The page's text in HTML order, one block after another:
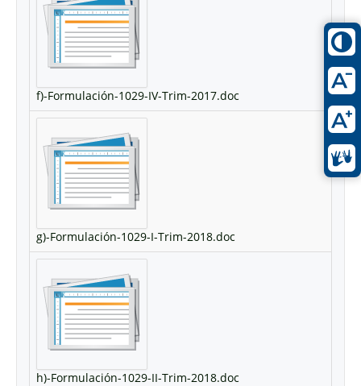
f)-Formulación-1029-IV-Trim-2017.doc
g)-Formulación-1029-I-Trim-2018.doc
h)-Formulación-1029-II-Trim-2018.doc